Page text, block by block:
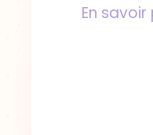
En savoir